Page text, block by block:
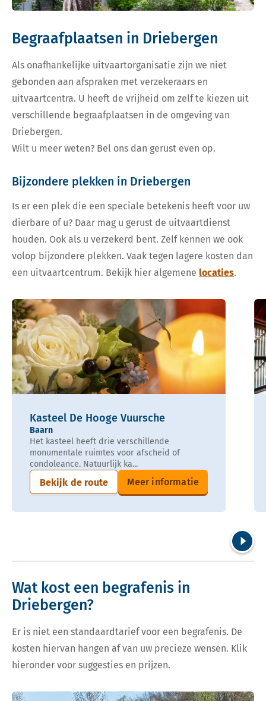
Begraafplaatsen in Driebergen
Als onafhankelijke uitvaartorganisatie zijn we niet
gebonden aan afspraken met verzekeraars en
uitvaartcentra. U heeft de vrijheid om zelf te kiezen uit
verschillende begraafplaatsen in de omgeving van
Driebergen.
Wilt u meer weten? Bel ons dan gerust even op.
Bijzondere plekken in Driebergen
Is er een plek die een speciale betekenis heeft voor uw
dierbare of u? Daar mag u gerust de uitvaartdienst
houden. Ook als u verzekerd bent. Zelf kennen we ook
volop bijzondere plekken. Vaak tegen lagere kosten dan
een uitvaartcentrum. Bekijk hier algemene locaties.
Kasteel De Hooge Vuursche
Baarn
Het kasteel heeft drie verschillende
monumentale ruimtes voor afscheid of
condoleance. Natuurlijk ka...
Bekijk de route Meer informatie
Wat kost een begrafenis in
Driebergen?
Er is niet een standaardtarief voor een begrafenis. De
kosten hiervan hangen af van uw precieze wensen. Klik
hieronder voor suggesties en prijzen.
Bekijk tarieven voor begrafenis